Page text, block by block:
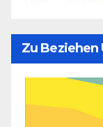
Zu Beziehen